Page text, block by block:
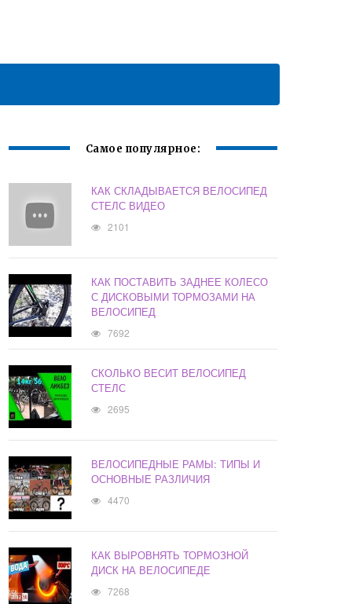
Самое популярное:
КАК СКЛАДЫВАЕТСЯ ВЕЛОСИПЕД
СТЕЛС ВИДЕО
2101
КАК ПОСТАВИТЬ ЗАДНЕЕ КОЛЕСО
С ДИСКОВЫМИ ТОРМОЗАМИ НА
ВЕЛОСИПЕД
7692
СКОЛЬКО ВЕСИТ ВЕЛОСИПЕД
СТЕЛС
2695
ВЕЛОСИПЕДНЫЕ РАМЫ: ТИПЫ И
ОСНОВНЫЕ РАЗЛИЧИЯ
4470
КАК ВЫРОВНЯТЬ ТОРМОЗНОЙ
ДИСК НА ВЕЛОСИПЕДЕ
7268